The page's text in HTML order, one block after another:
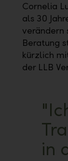
Cornelia
als 30
verändern
Beratung
kürzlich
der LLB
in